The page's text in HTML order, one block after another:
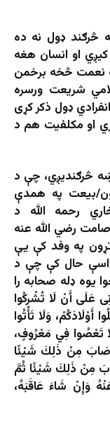
څرګند ډول نه ده
او انسان هغه
نعمت څخه برخمن
شریعت ورسره
ډول ذکر کړی
او مکلفیت هم د
څرګندیږي، چې د
بیعت په همدې
رحمه الله د
صامت رضي الله عنه
په وفد کې یې
حال کې چې د
یوه ډله صحابه را
عَلَى أَنْ لَا تُشْرِكُوا
أَوْلَادَكُمْ، وَلَا تَأْتُوا
تَعْصُوا فِي مَعْرُوفٍ،
مِنْ ذَلِكَ شَيْئًا
مِنْ ذَلِكَ شَيْئًا ثُمَّ
وَإِنْ شَاءَ عَاقَبَهُ،